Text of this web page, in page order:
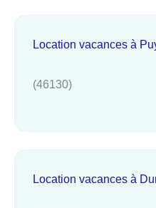
Location vacances à
(46130)
Location vacances à